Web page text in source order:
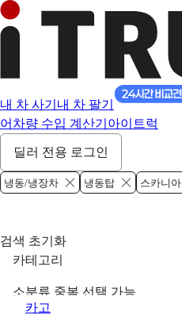
내 차 사기 내 차 팔기
어 차량 수입 계산기 아이트럭
딜러 전용 로그인
냉동/냉장차 냉동탑 스카니아
검색 초기화
카테고리
소분류 중복 선택 가능
카고